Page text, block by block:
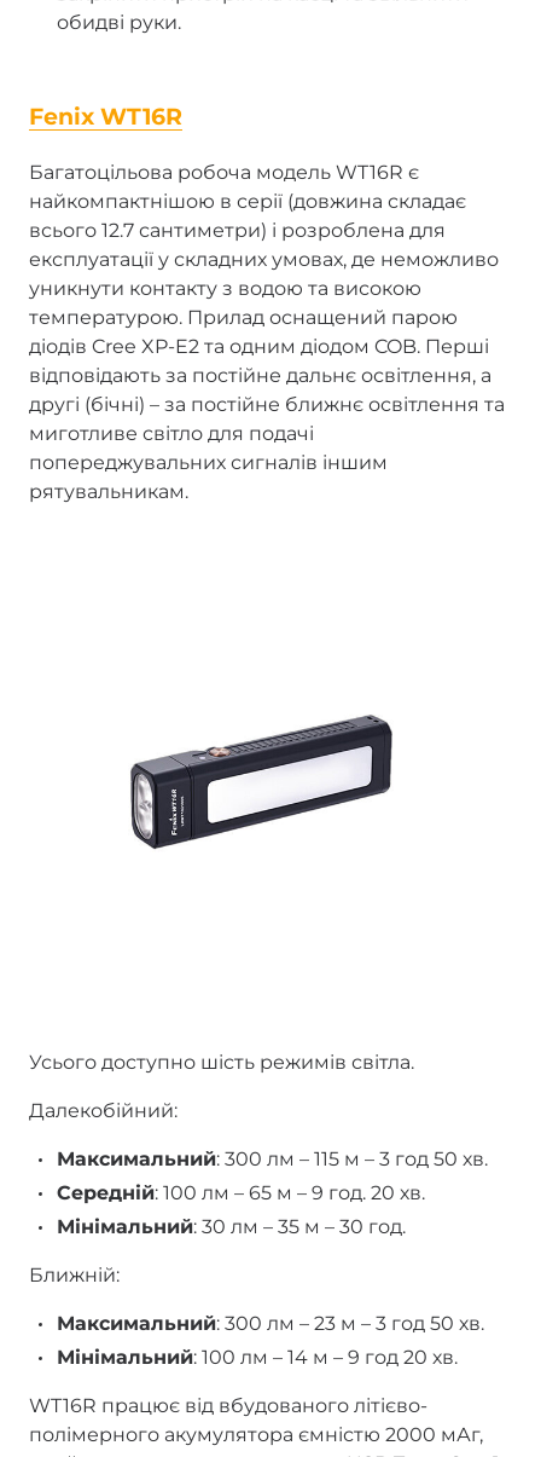
обидві руки.
Fenix WT16R
Багатоцільова робоча модель WT16R є
найкомпактнішою в серії (довжина складає
всього 12.7 сантиметри) і розроблена для
експлуатації у складних умовах, де неможливо
уникнути контакту з водою та високою
температурою. Прилад оснащений парою
діодів Cree XP-E2 та одним діодом COB. Перші
відповідають за постійне дальнє освітлення, а
другі (бічні) – за постійне ближнє освітлення та
миготливе світло для подачі
попереджувальних сигналів іншим
рятувальникам.
Усього доступно шість режимів світла.
Далекобійний:
Максимальний: 300 лм – 115 м – 3 год 50 хв.
Середній: 100 лм – 65 м – 9 год. 20 хв.
Мінімальний: 30 лм – 35 м – 30 год.
Ближній:
Максимальний: 300 лм – 23 м – 3 год 50 хв.
Мінімальний: 100 лм – 14 м – 9 год 20 хв.
WT16R працює від вбудованого літієво-
полімерного акумулятора ємністю 2000 мАг,